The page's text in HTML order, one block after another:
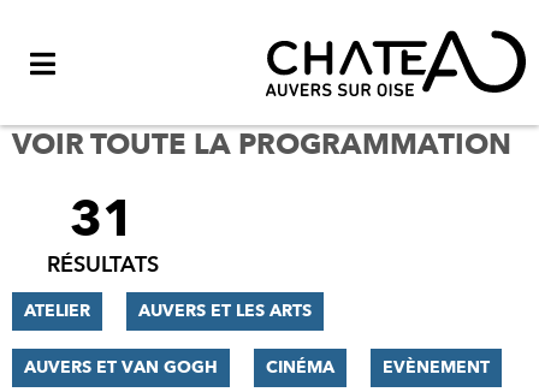
VOIR TOUTE LA PROGRAMMATION
FILTRER
RÉSULTATS
31
RÉSULTATS
ATELIER AUVERS ET LES ARTS
AUVERS ET VAN GOGH CINÉMA EVÈNEMENT